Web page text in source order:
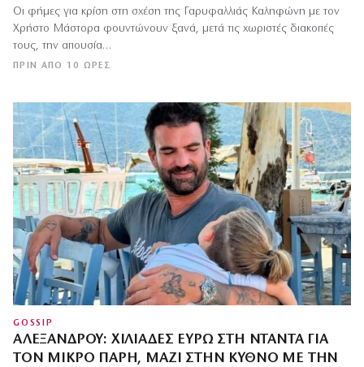
ΠΡΙΝ ΑΠΌ 10 ΏΡΕΣ
Οι φήμες για κρίση στη σχέση της Γαρυφαλλιάς Καληφώνη με τον
Χρήστο Μάστορα φουντώνουν ξανά, μετά τις χωριστές διακοπές
τους, την απουσία…
GOSSIP
ΑΛΕΞΆΝΔΡΟΥ: ΧΙΛΙΆΔΕΣ ΕΥΡΏ ΣΤΗ ΝΤΑΝΤΆ ΓΙΑ
ΤΟΝ ΜΙΚΡΌ ΠΆΡΗ, ΜΑΖΊ ΣΤΗΝ ΚΎΘΝΟ ΜΕ ΤΗΝ